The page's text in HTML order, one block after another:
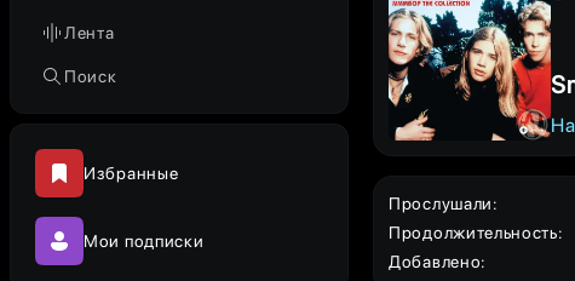
Лента
Поиск
Избранные
Мои подписки
Прослушали:
Продолжительность:
Добавлено: